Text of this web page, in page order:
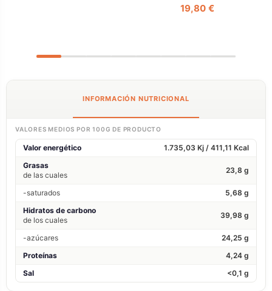
19,80 €
INFORMACIÓN NUTRICIONAL
VALORES MEDIOS POR 100G DE PRODUCTO
Valor energético
1.735,03 Kj / 411,11 Kcal
Grasas
de las cuales
23,8 g
-saturados
5,68 g
Hidratos de carbono
de los cuales
39,98 g
-azúcares
24,25 g
Proteínas
4,24 g
Sal
<0,1 g